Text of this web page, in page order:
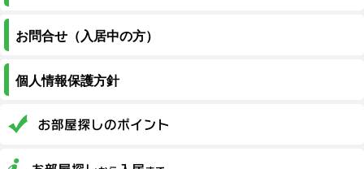
お問合せ（入居中の方）
個人情報保護方針